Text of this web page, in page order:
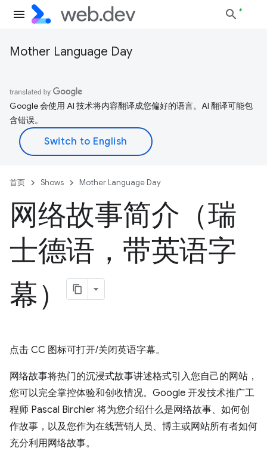
Mother Language Day
Google 会使用 AI 技术将内容翻译成您偏好的语言。AI 翻译可能包
含错误。
首页 Shows Mother Language Day
网络故事简介（瑞
士德语，带英语字
幕）
点击 CC 图标可打开/关闭英语字幕。
网络故事将热门的沉浸式故事讲述格式引入您自己的网站，
您可以完全掌控体验和创收情况。Google 开发技术推广工
程师 Pascal Birchler 将为您介绍什么是网络故事、如何创
作故事，以及您作为在线营销人员、博主或网站所有者如何
充分利用网络故事。